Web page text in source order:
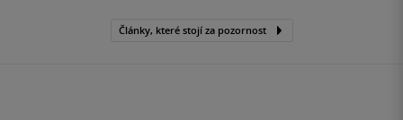
Články, které stojí za pozornost